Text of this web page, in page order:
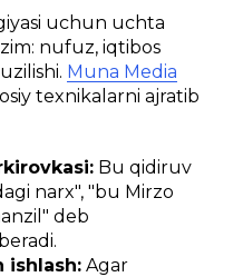
uchun uchta
nufuz, iqtibos
Muna Media
texnikalarni ajratib
Bu qidiruv
narx", "bu Mirzo
deb
ishlash: Agar